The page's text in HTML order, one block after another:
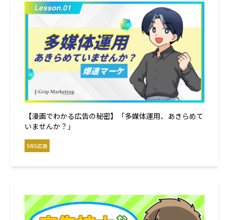
【漫画でわかる広告の秘密】「多媒体運用、あきらめて
いませんか？」
SNS広告